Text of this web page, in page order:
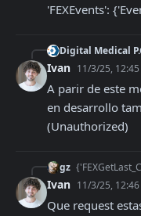
'FEXEvents':
Digital Medical
Ivan 11/3/25, 12:45
A parir de este
en desarrollo
(Unauthorized)
gz {'FEXGetLast_CMPResult': {'FEXErr':
Ivan 11/3/25, 12:46
Que request